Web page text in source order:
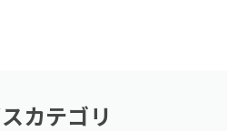
カテゴリ